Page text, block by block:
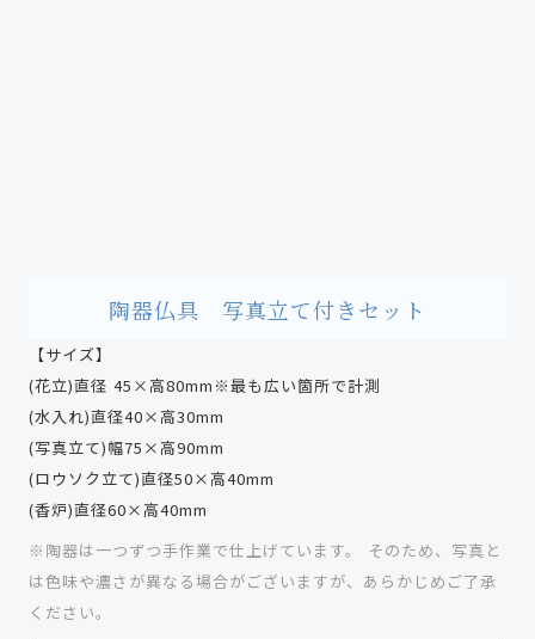
陶器仏具 写真立て付きセット
【サイズ】
(花立)直径 45×高80mm※最も広い箇所で計測
(水入れ)直径40×高30mm
(写真立て)幅75×高90mm
(ロウソク立て)直径50×高40mm
(香炉)直径60×高40mm
※陶器は一つずつ手作業で仕上げています。 そのため、写真と
は色味や濃さが異なる場合がございますが、あらかじめご了承
ください。